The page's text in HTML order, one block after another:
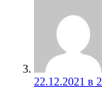
22.12.2021 в